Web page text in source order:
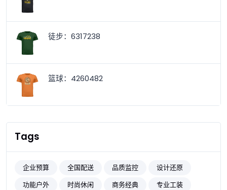
徒步：6317238
篮球：4260482
Tags
企业预算 全国配送 品质监控
设计还原
功能户外
时尚休闲 商务经典
专业工装